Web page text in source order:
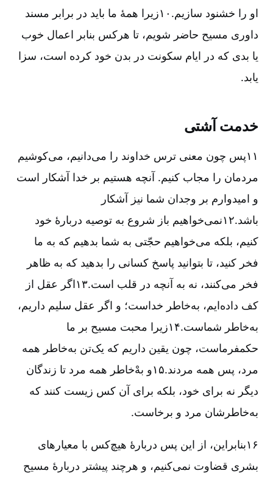
او را خشنود سازیم.۱۰زیرا همۀ ما باید در برابر مسند
داوری مسیح حاضر شویم، تا هر‌کس بنا‌بر اعمال خوب
یا بدی که در ایام سکونت در بدن خود کرده است، سزا
یابد.
خدمت آشتی
۱۱پس چون معنی ترس خداوند را می‌دانیم، می‌کوشیم
مردمان را مجاب کنیم. آنچه هستیم بر خدا آشکار است
و امیدوارم بر وجدان شما نیز آشکار
باشد.۱۲نمی‌خواهیم باز شروع به توصیه دربارۀ خود
کنیم، بلکه می‌خواهیم حجّتی به شما بدهیم که به ما
فخر کنید، تا بتوانید پاسخ کسانی را بدهید که به ظاهر
فخر می‌کنند، نه به آنچه در قلب است.۱۳اگر عقل از
کف داده‌ایم، به‌خاطر خداست؛ و اگر عقل سلیم داریم،
به‌خاطر شماست.۱۴زیرا محبت مسیح بر ما
حکمفرماست، چون یقین داریم که یک‌تن به‌خاطر همه
مرد، پس همه مردند.۱۵و بهْ‌خاطر همه مرد تا زندگان
دیگر نه برای خود، بلکه برای آن کس زیست کنند که
به‌خاطرشان مرد و برخاست.
۱۶بنابراین، از این پس دربارۀ هیچ‌کس با معیارهای
بشری قضاوت نمی‌کنیم، و هرچند پیشتر دربارۀ مسیح